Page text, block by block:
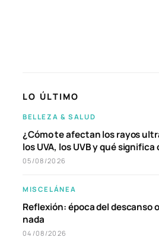
LO ÚLTIMO
BELLEZA & SALUD
¿Cómo te afectan los rayos
los UVA, los UVB y qué significa
05/08/2026
MISCELÁNEA
Reflexión: época del descanso
nada
04/08/2026